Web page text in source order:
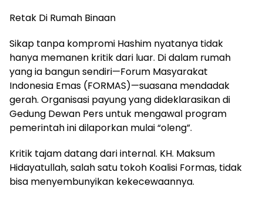
Retak Di Rumah Binaan
Sikap tanpa kompromi Hashim nyatanya tidak
hanya memanen kritik dari luar. Di dalam rumah
yang ia bangun sendiri—Forum Masyarakat
Indonesia Emas (FORMAS)—suasana mendadak
gerah. Organisasi payung yang dideklarasikan di
Gedung Dewan Pers untuk mengawal program
pemerintah ini dilaporkan mulai “oleng”.
Kritik tajam datang dari internal. KH. Maksum
Hidayatullah, salah satu tokoh Koalisi Formas, tidak
bisa menyembunyikan kekecewaannya.